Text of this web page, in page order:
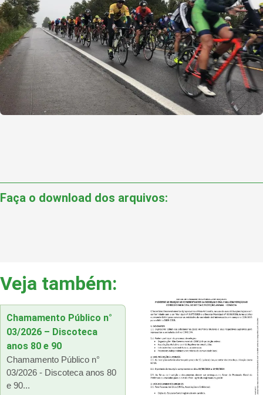
Faça o download dos arquivos:
Veja também:
Chamamento Público n°
03/2026 – Discoteca
anos 80 e 90
Chamamento Público n°
03/2026 - Discoteca anos 80
e 90...